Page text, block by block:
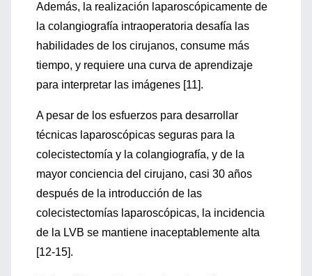
Además, la realización laparoscópicamente de
la colangiografía intraoperatoria desafía las
habilidades de los cirujanos, consume más
tiempo, y requiere una curva de aprendizaje
para interpretar las imágenes [11].
A pesar de los esfuerzos para desarrollar
técnicas laparoscópicas seguras para la
colecistectomía y la colangiografía, y de la
mayor conciencia del cirujano, casi 30 años
después de la introducción de las
colecistectomías laparoscópicas, la incidencia
de la LVB se mantiene inaceptablemente alta
[12-15].